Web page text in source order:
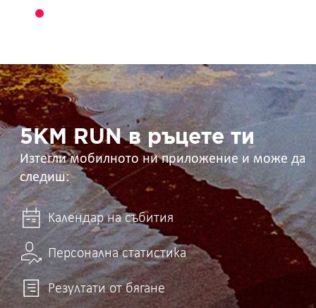
5KM
RUN
в
ръцете
ти 5KM RUN в ръцете ти
Изтегли мобилното ни приложение и може да
следиш:
Календар на събития
Персонална статистика
Резултати от бягане